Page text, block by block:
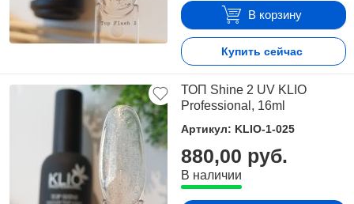
В корзину
Купить сейчас
ТОП Shine 2 UV KLIO
Professional, 16ml
Артикул: KLIO-1-025
880,00 руб.
В наличии